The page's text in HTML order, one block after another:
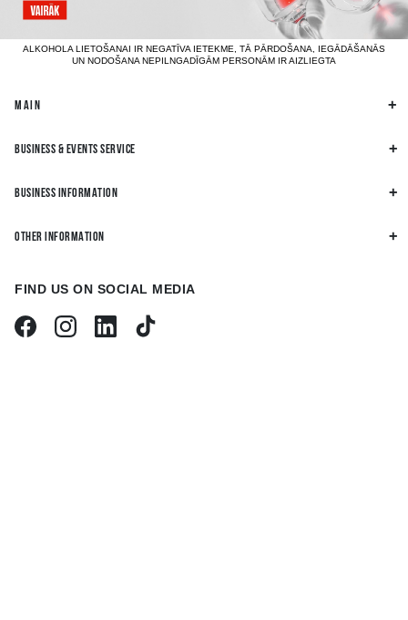
ALKOHOLA LIETOŠANAI IR NEGATĪVA IETEKME, TĀ PĀRDOŠANA, IEGĀDĀŠANĀS
UN NODOŠANA NEPILNGADĪGĀM PERSONĀM IR AIZLIEGTA
MAIN
BUSINESS & EVENTS SERVICE
BUSINESS INFORMATION
OTHER INFORMATION
FIND US ON SOCIAL MEDIA